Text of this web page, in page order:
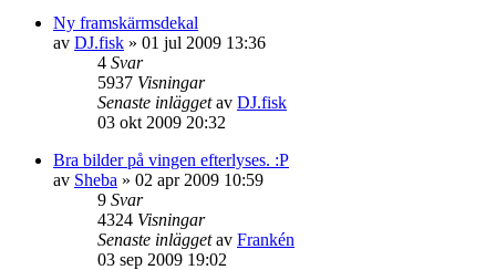
Ny framskärmsdekal
av DJ.fisk » 01 jul 2009 13:36
4 Svar
5937 Visningar
Senaste inläggetav DJ.fisk
03 okt 2009 20:32
Bra bilder på vingen efterlyses. :P
av Sheba » 02 apr 2009 10:59
9 Svar
4324 Visningar
Senaste inläggetav Frankén
03 sep 2009 19:02